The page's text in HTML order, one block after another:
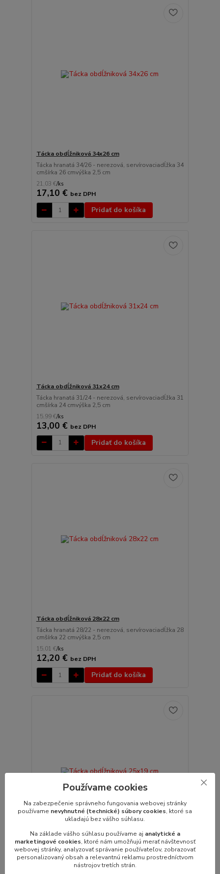
Tácka obdĺžniková 34x26 cm
Tácka hranatá 34/26 - nerezová, servírovaciadĺžka 34
cmšírka 26 cmvýška 2,5 cm
21,03 €/ks
17,10 € bez DPH
Pridať do košíka
Tácka obdĺžniková 31x24 cm
Tácka hranatá 31/24 - nerezová, servírovaciadĺžka 31
cmšírka 24 cmvýška 2,5 cm
15,99 €/ks
13,00 € bez DPH
Pridať do košíka
Tácka obdĺžniková 28x22 cm
Tácka hranatá 28/22 - nerezová, servírovaciadĺžka 28
cmšírka 22 cmvýška 2,5 cm
15,01 €/ks
12,20 € bez DPH
Pridať do košíka
Tácka obdĺžniková 25x19 cm
Tácka hranatá 25/19 - nerezová, servírovaciadĺžka 25
cmšírka 19 cmvýška 2,5 cm
Používame cookies
Na zabezpečenie správneho fungovania webovej stránky
používame nevyhnutné (technické) súbory cookies, ktoré sa
ukladajú bez vášho súhlasu.
Na základe vášho súhlasu používame aj analytické a
marketingové cookies, ktoré nám umožňujú merať návštevnosť
webovej stránky, analyzovať správanie používateľov, zobrazovať
personalizovaný obsah a relevantnú reklamu prostredníctvom
nástrojov tretích strán.